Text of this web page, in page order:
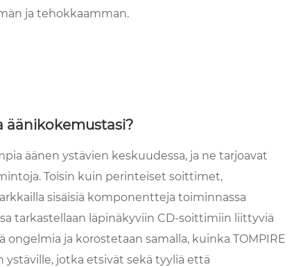
ja tehokkaamman.
äänikokemustasi?
äänen ystävien keskuudessa, ja ne tarjoavat
Toisin kuin perinteiset soittimet,
sisäisiä komponentteja toiminnassa
tarkastellaan läpinäkyviin CD-soittimiin liittyviä
ja korostetaan samalla, kuinka TOMPIRE
jotka etsivät sekä tyyliä että